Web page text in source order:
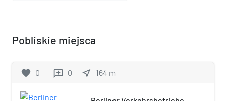
Pobliskie miejsca
favorite 0 reviews 0 near_me 164 m